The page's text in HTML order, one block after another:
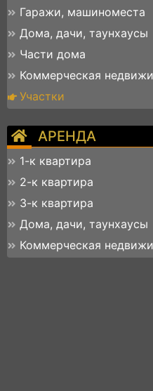
Гаражи, машиноместа
Дома, дачи, таунхаусы
Части дома
Коммерческая
Участки
АРЕНДА
1-к квартира
2-к квартира
3-к квартира
Дома, дачи, таунхаусы
Коммерческая